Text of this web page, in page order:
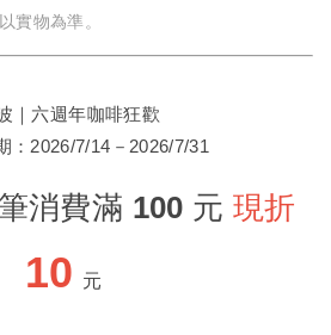
實物為準。
｜六週年咖啡狂歡
：2026/7/14－2026/7/31
消費滿 100 元 現折
10 元